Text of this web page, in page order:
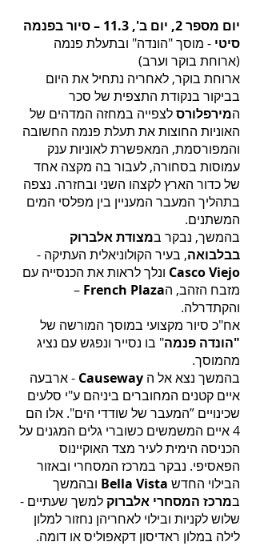
יום מספר 2, יום ב', 11.3 – סיור בפנמה
סיטי - מוסך "הונדה" ובתעלת פנמה
(ארוחת בוקר וערב)
ארוחת בוקר, לאחריה נתחיל את היום
בביקור בנקודת התצפית של סכר
המירפלורסלצפייה במחזה המדהים של
האוניות החוצות את תעלת פנמה החשובה
והמפורסמת, המאפשרת לאוניות ענק
עמוסות בסחורה, לעבור בה מקצה אחד
של כדור הארץ לקצהו השני ובחזרה. נצפה
בתהליך המעבר המעניין בין מפלסי המים
המשתנים.
בהמשך, נבקר במצודת אלברוק
בבלבואה, בעיר הקולוניאלית העתיקה -
Casco Viejo ונלך לראות את הכנסייה עם
מזבח הזהב, הFrench Plaza
–
והקתדרלה.
אח"כ סיור מקצועי במוסך המורשה של
"הונדה פנמה" בו נסייר ונפגש עם נציג
מהמוסך.
בהמשך נצא אל ה Causeway - ארבעה
איים קטנים המחוברים ביניהם ע"י סלעים
שכינויים ”המעבר של שודדי הים". אלו הם
4 איים המשמשים כשוברי גלים המגנים על
הכניסה הימית לעיר מצד האוקיינוס
הפאסיפי. נבקר במרכז המסחרי ובאזור
הבילוי החדש Bella Vista ובהמשך
במרכז המסחרי אלברוק למשך שעתיים -
שלוש לקניות ובילוי לאחריהן נחזור למלון
לילה במלון ראדיסון דקאפוליס או דומה.